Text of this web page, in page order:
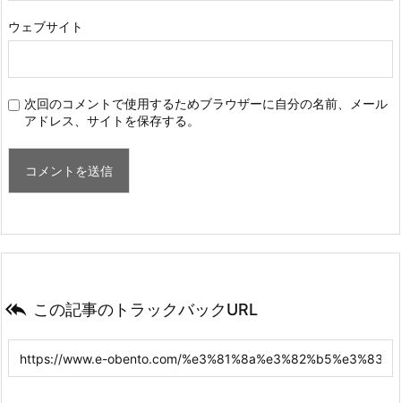
ウェブサイト
次回のコメントで使用するためブラウザーに自分の名前、メール
アドレス、サイトを保存する。
 この記事のトラックバックURL